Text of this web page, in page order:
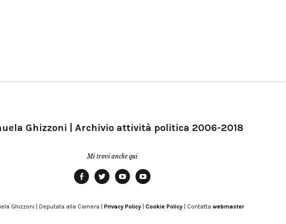
Ghizzoni | Archivio attività politica 2006-2018
Mi trovi anche qui
Modena
Ghizzoni | Deputata alla Camera | Privacy Policy Cookie Policy | Contatta webmaster